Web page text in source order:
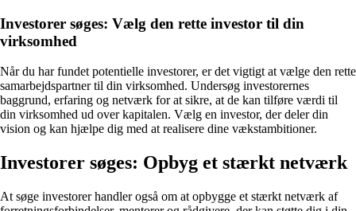
Investorer søges: Vælg den rette investor til din
virksomhed
Når du har fundet potentielle investorer, er det vigtigt at vælge den rette
samarbejdspartner til din virksomhed. Undersøg investorernes
baggrund, erfaring og netværk for at sikre, at de kan tilføre værdi til
din virksomhed ud over kapitalen. Vælg en investor, der deler din
vision og kan hjælpe dig med at realisere dine vækstambitioner.
Investorer søges: Opbyg et stærkt netværk
At søge investorer handler også om at opbygge et stærkt netværk af